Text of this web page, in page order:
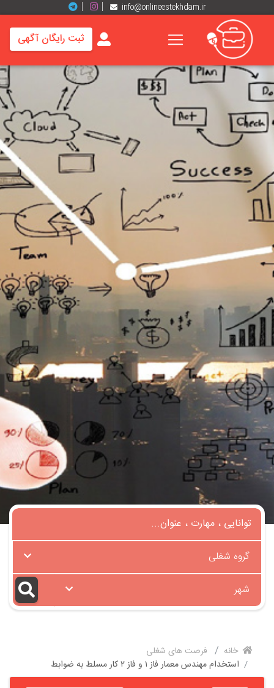
info@onlineestekhdam.ir
خانه
فرصت
های
شغلی
برند
رزومه
ها
مشاغل
تماس
با
ما
درباره
ما
ثبت رایگان آگهی
گروه شغلی
شهر
خانه
فرصت های شغلی
استخدام مهندس معمار فاز ۱ و فاز ۲ کار مسلط به ضوابط